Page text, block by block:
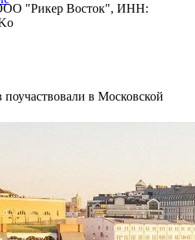
ООО "Рикер Восток", ИНН:
в Московской